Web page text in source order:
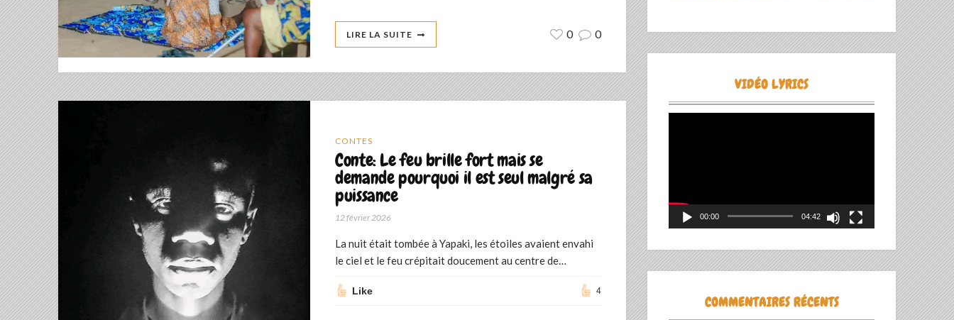
LIRE LA SUITE 0 0
CONTES
Conte: Le feu brille fort mais se
demande pourquoi il est seul malgré sa
puissance
12 février 2026
La nuit était tombée à Yapaki, les étoiles avaient envahi
le ciel et le feu crépitait doucement au centre de…
Like 4
VIDÉO LYRICS
00:00 04:42
COMMENTAIRES RÉCENTS